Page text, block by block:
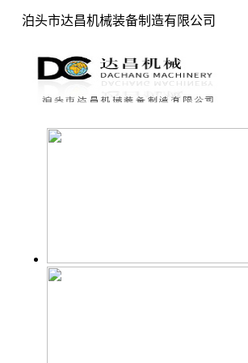
泊头市达昌机械装备制造有限公司